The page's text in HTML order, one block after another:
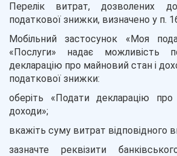
Перелік витрат, дозволених
податкової знижки, визначено у п.
Мобільний застосунок «Моя
«Послуги» надає можливість
декларацію про майновий стан і
податкової знижки:
оберіть «Подати декларацію
доходи»;
вкажіть суму витрат відповідного
зазначте реквізити